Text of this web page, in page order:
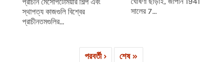
স্থাপত্য কাজগুলি বিশ্বের
প্রাচীনতমগুলির...
সালের 7...
পরবর্তী › শেষ »